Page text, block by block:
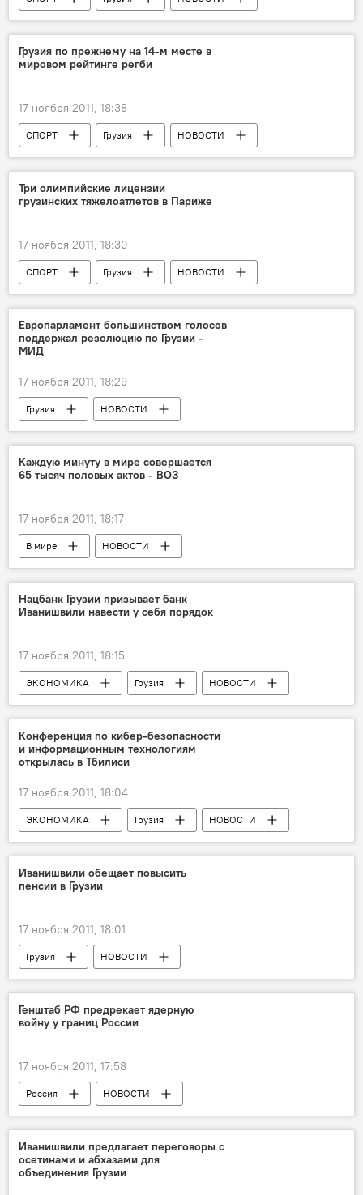
Грузия по прежнему на 14-м месте в
мировом рейтинге регби
17 ноября 2011, 18:38
СПОРТ Грузия НОВОСТИ
Три олимпийские лицензии
грузинских тяжелоатлетов в Париже
17 ноября 2011, 18:30
СПОРТ Грузия НОВОСТИ
Европарламент большинством голосов
поддержал резолюцию по Грузии -
МИД
17 ноября 2011, 18:29
Грузия НОВОСТИ
Каждую минуту в мире совершается
65 тысяч половых актов - ВОЗ
17 ноября 2011, 18:17
В мире НОВОСТИ
Нацбанк Грузии призывает банк
Иванишвили навести у себя порядок
17 ноября 2011, 18:15
ЭКОНОМИКА Грузия
НОВОСТИ
Бидзина Иванишвили
Конференция по кибер-безопасности
и информационным технологиям
открылась в Тбилиси
17 ноября 2011, 18:04
ЭКОНОМИКА Грузия НОВОСТИ
Иванишвили обещает повысить
пенсии в Грузии
17 ноября 2011, 18:01
Грузия
НОВОСТИ
Бидзина Иванишвили
Генштаб РФ предрекает ядерную
войну у границ России
17 ноября 2011, 17:58
Россия НОВОСТИ
Иванишвили предлагает переговоры с
осетинами и абхазами для
объединения Грузии